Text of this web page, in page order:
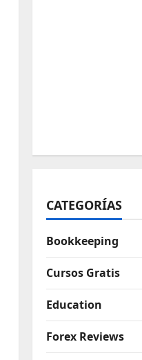
CATEGORÍAS
Bookkeeping
Cursos Gratis
Education
Forex Reviews